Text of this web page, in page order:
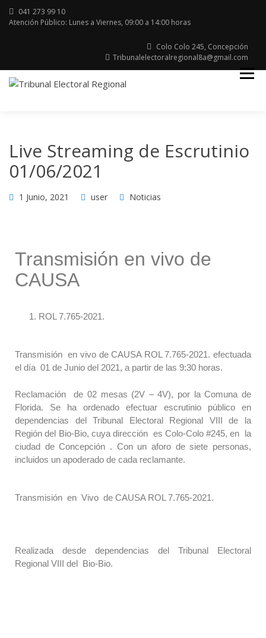
041 273 99 10
Atención Público: Lunes a Viernes, 09:00 a 14:00 horas
Colo Colo 245, Concepción
Tribunalelectoralregional8a@gmail.com
Live Streaming de Escrutinio
01/06/2021
1 Junio, 2021 user Noticias
Transmisión en vivo de
CAUSA
ROL 7.765-2021.
Transmisión en vivo de CAUSA ROL 7.765-2021. efectuada
el día 01 de Junio del 2021, a partir de las 9:30 horas.
Reclamación de 02 mesas (2V – 4V), por la Comuna de
Florida. Se ha ordenado efectuar escrutinio público en
dependencias del Tribunal Electoral Regional VIII de la
Región del Bio-Bio, cuya dirección es Colo-Colo #245, en la
ciudad de Concepción . Con un aforo de siete personas,
incluidos un apoderado de cada reclamante.
Transmisión en Vivo de CAUSA ROL 7.765-2021.
Realizada desde dependencias del Tribunal Electoral
Regional VIII del Bio-Bio.